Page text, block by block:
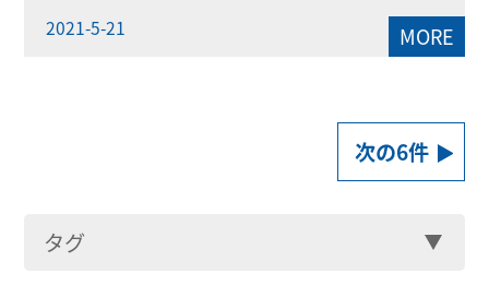
2021-5-21 MORE
次の6件
タグ